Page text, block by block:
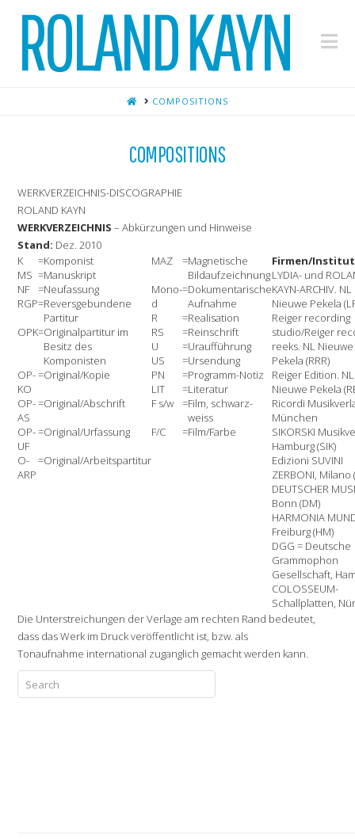
ROLAND KAYN
HOMECOMPOSITIONS
COMPOSITIONS
WERKVERZEICHNIS-DISCOGRAPHIE
ROLAND KAYN
WERKVERZEICHNIS – Abkürzungen und Hinweise
Stand: Dez. 2010
K
=Komponist
MS =Manuskript
NF
=Neufassung
RGP=Reversgebundene
Partitur
OPK=Originalpartitur im
Besitz des
Komponisten
OP-
KO
=Original/Kopie
OP-
AS
=Original/Abschrift
OP-
UF
=Original/Urfassung
O-
ARP
=Original/Arbeitspartitur
MAZ =Magnetische
Bildaufzeichnung
Mono-
d
=Dokumentarische
Aufnahme
R
=Realisation
RS
=Reinschrift
U
=Uraufführung
US
=Ursendung
PN
=Programm-Notiz
LIT
=Literatur
F s/w
=Film, schwarz-
weiss
F/C
=Film/Farbe
Firmen/
LYDIA- und
KAYN-ARCHIV. NL
Nieuwe Pekela
Reiger recording
studio/Reiger
reeks. NL Nieuwe
Pekela (RRR)
Reiger Edition. NL
Nieuwe Pekela
Ricordi
München
SIKORSKI
Hamburg (SIK)
Edizioni SUVINI
ZERBONI, Milano
DEUTSCHER
Bonn (DM)
HARMONIA
Freiburg (HM)
DGG = Deutsche
Grammophon
Gesellschaft,
COLOSSEUM-
Schallplatten,
Die Unterstreichungen der Verlage am rechten Rand bedeutet,
dass das Werk im Druck veröffentlicht ist, bzw. als
Tonaufnahme international zuganglich gemacht werden kann.